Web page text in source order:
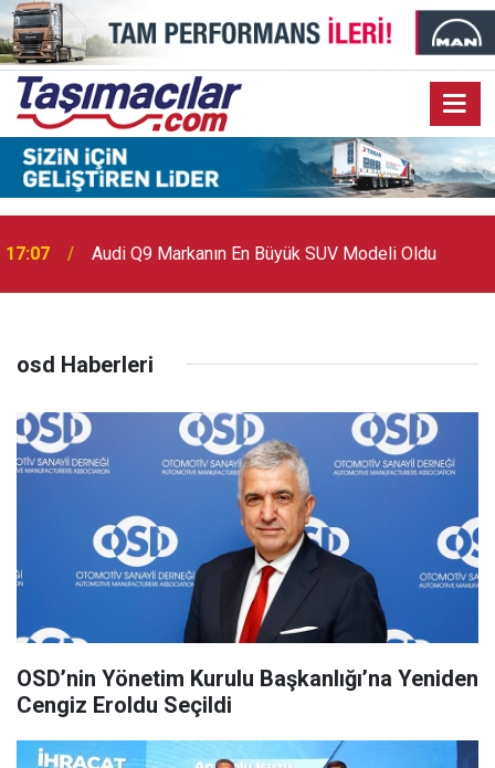
17:07 Audi Q9 Markanın En Büyük SUV Modeli Oldu
osd Haberleri
OSD’nin Yönetim Kurulu Başkanlığı’na Yeniden
Cengiz Eroldu Seçildi